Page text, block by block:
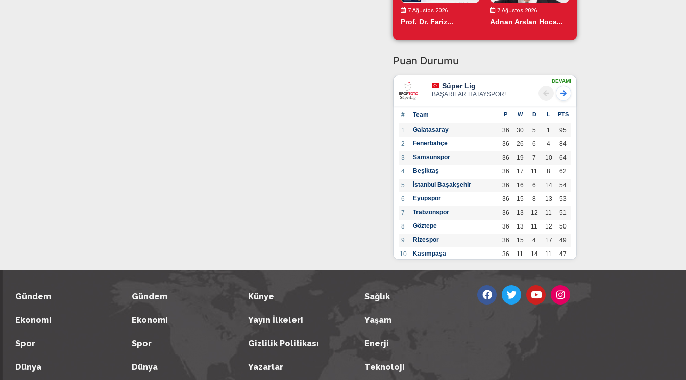
7 Ağustos 2026
Prof. Dr. Fariz...
7 Ağustos 2026
Adnan Arslan Hoca...
Puan Durumu
Süper Lig
BAŞARILAR HATAYSPOR!
DEVAMI
# Team P W D L PTS
1 Galatasaray 36 30 5 1
95
2
Fenerbahçe 36 26 6 4
84
3
Samsunspor 36 19 7 10
64
4
Beşiktaş 36 17 11 8
62
5
İstanbul Başakşehir 36 16 6 14
54
6
Eyüpspor 36 15 8 13
53
7
Trabzonspor 36 13 12 11
51
8
Göztepe 36 13 11 12
50
9
Rizespor 36 15 4 17
49
10
Kasımpaşa 36 11 14 11
47
36 12 9 15
45
18
Gündem
Ekonomi
Spor
Dünya
Gündem
Ekonomi
Spor
Dünya
Künye
Yayın İlkeleri
Gizlilik Politikası
Yazarlar
Sağlık
Yaşam
Enerji
Teknoloji